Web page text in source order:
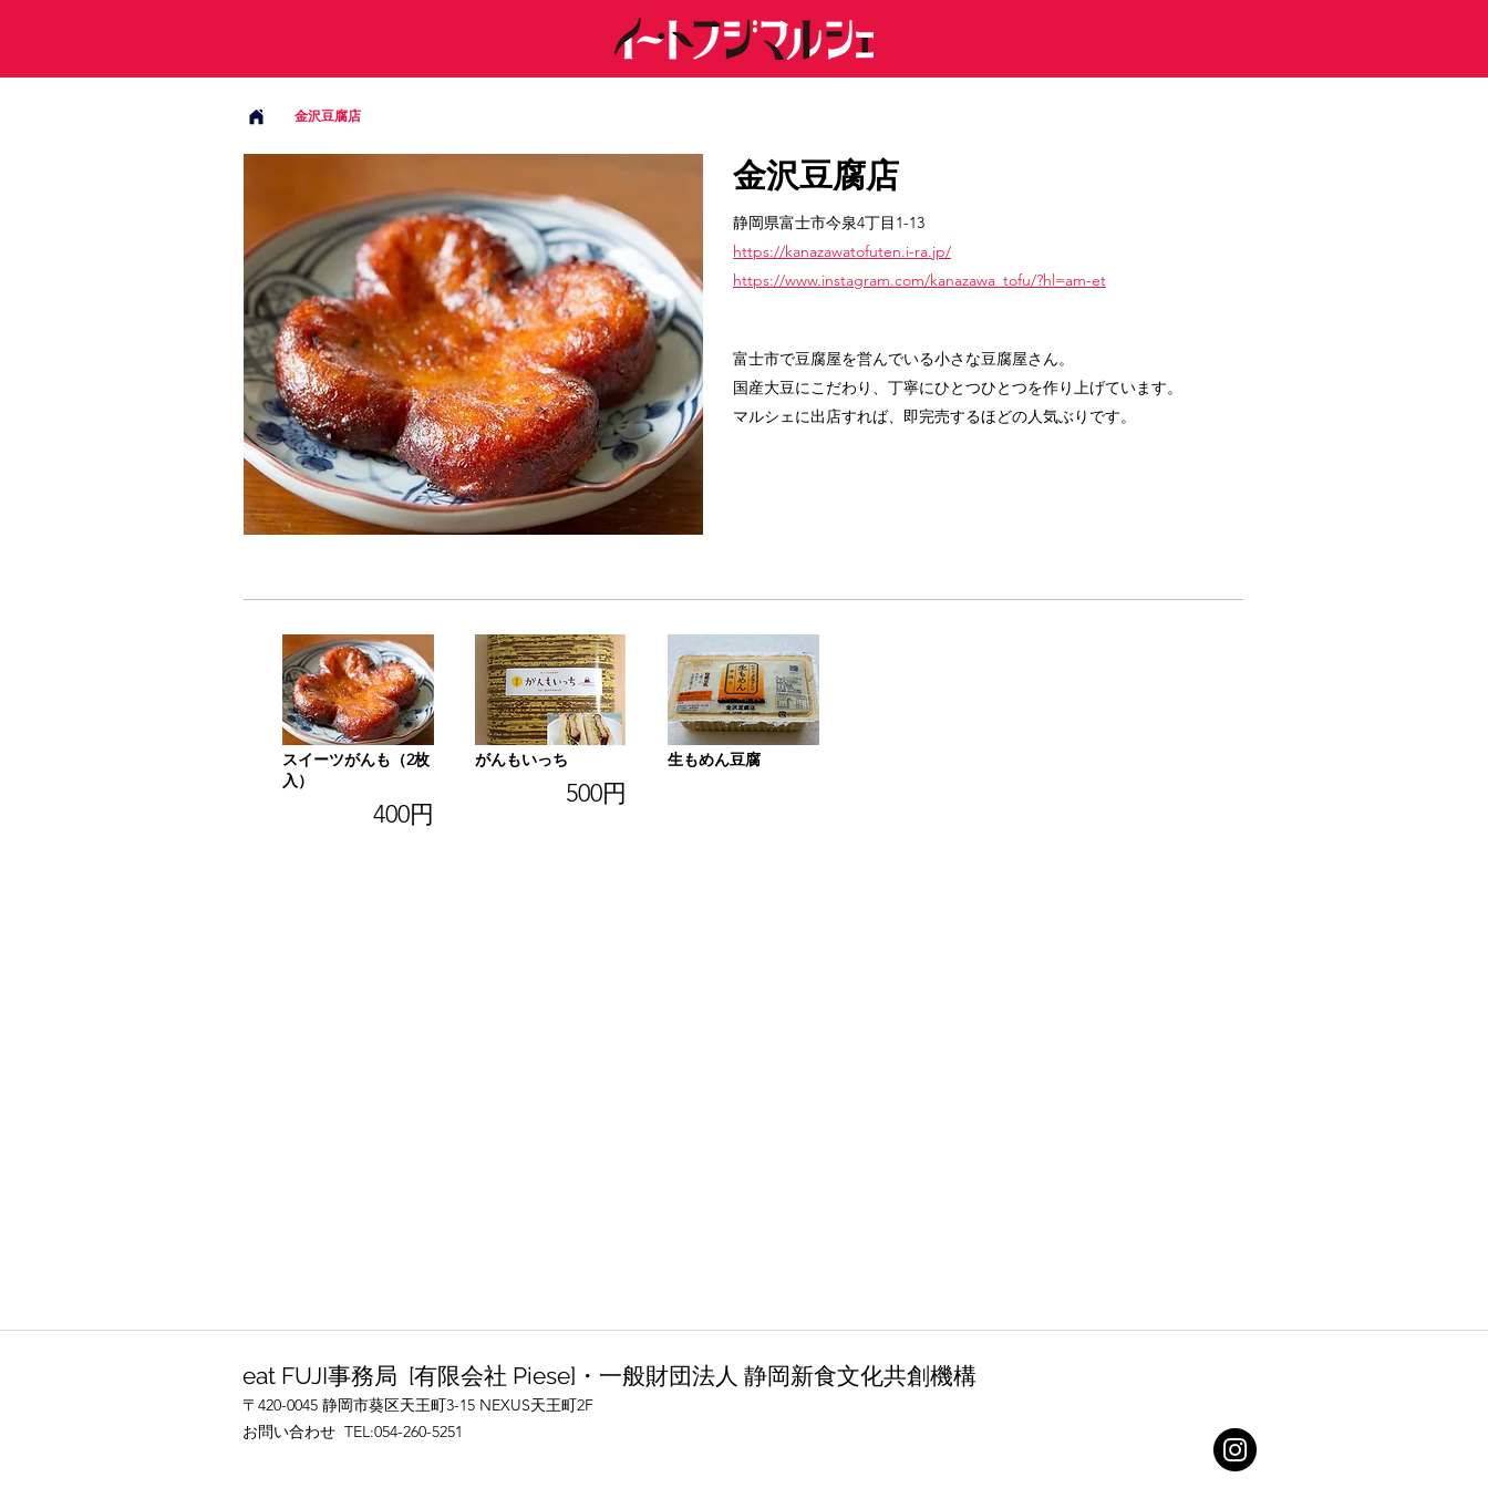
金沢豆腐店
金沢豆腐店
静岡県富士市今泉4丁目1-13
https://kanazawatofuten.i-ra.jp/
https://www.instagram.com/kanazawa_tofu/?hl=am-et
富士市で豆腐屋を営んでいる小さな豆腐屋さん。
国産大豆にこだわり、丁寧にひとつひとつを作り上げています。
マルシェに出店すれば、即完売するほどの人気ぶりです。
スイーツがんも（2枚
入）
400円
がんもいっち
500円
生もめん豆腐
eat FUJI事務局 [有限会社 Piese]​・一般財団法人 静岡新食文化共創機構
​〒420-0045 静岡市葵区天王町3-15 NEXUS天王町2F
お問い合わせ TEL:054-260-5251